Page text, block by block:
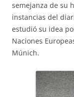
semejanza de su
instancias del
estudió su idea
Naciones
Múnich.